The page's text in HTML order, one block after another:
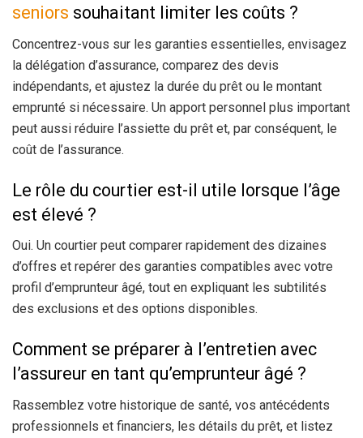
seniors souhaitant limiter les coûts ?
Concentrez-vous sur les garanties essentielles, envisagez
la délégation d’assurance, comparez des devis
indépendants, et ajustez la durée du prêt ou le montant
emprunté si nécessaire. Un apport personnel plus important
peut aussi réduire l’assiette du prêt et, par conséquent, le
coût de l’assurance.
Le rôle du courtier est-il utile lorsque l’âge
est élevé ?
Oui. Un courtier peut comparer rapidement des dizaines
d’offres et repérer des garanties compatibles avec votre
profil d’emprunteur âgé, tout en expliquant les subtilités
des exclusions et des options disponibles.
Comment se préparer à l’entretien avec
l’assureur en tant qu’emprunteur âgé ?
Rassemblez votre historique de santé, vos antécédents
professionnels et financiers, les détails du prêt, et listez